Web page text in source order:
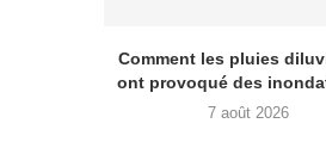
Comment les pluies
ont provoqué des
7 août 2026